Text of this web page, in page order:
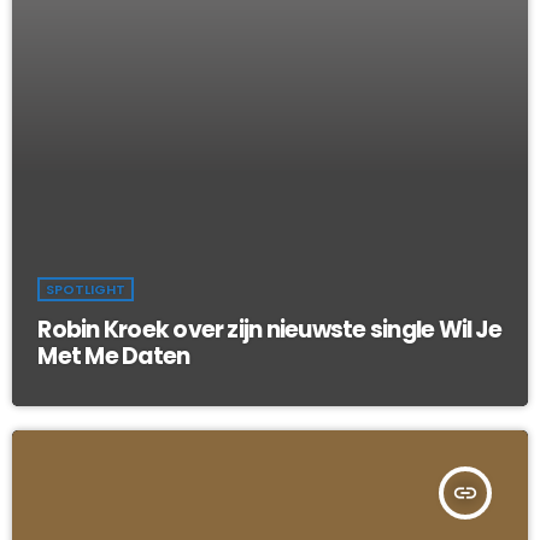
SPOTLIGHT
Robin Kroek over zijn nieuwste single Wil Je
Met Me Daten
insert_link